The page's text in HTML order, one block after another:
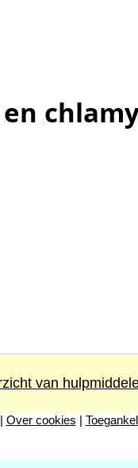
van
Over cookies |